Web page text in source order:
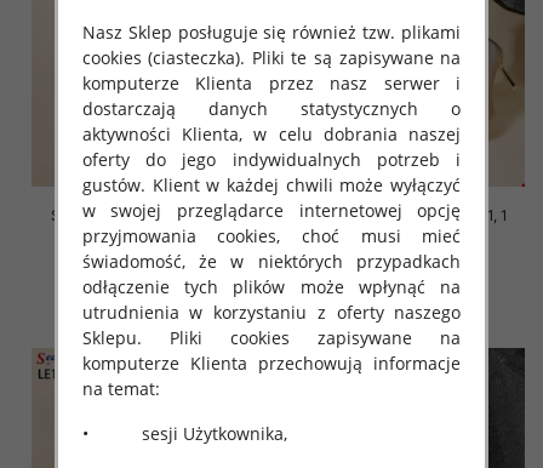
Szpilki damskie Roz 36-41, 1
kolor Paczka 12 szt
48.00 zł
szczegóły
Szpilki damskie Roz 36-41, 1
kolor Paczka 12 szt
48.00 zł
szczegóły
Nasz Sklep posługuje się również tzw. plikami
cookies (ciasteczka). Pliki te są zapisywane na
komputerze Klienta przez nasz serwer i
dostarczają danych statystycznych o
aktywności Klienta, w celu dobrania naszej
oferty do jego indywidualnych potrzeb i
gustów. Klient w każdej chwili może wyłączyć
w swojej przeglądarce internetowej opcję
przyjmowania cookies, choć musi mieć
świadomość, że w niektórych przypadkach
odłączenie tych plików może wpłynąć na
utrudnienia w korzystaniu z oferty naszego
Sklepu. Pliki cookies zapisywane na
komputerze Klienta przechowują informacje
na temat:
• sesji Użytkownika,